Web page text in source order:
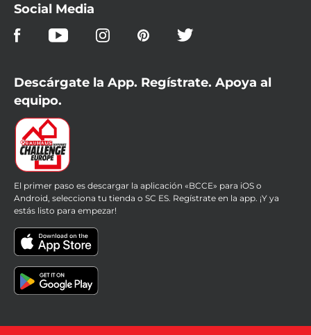
Social Media
Descárgate la App. Regístrate. Apoya al
equipo.
El primer paso es descargar la aplicación «BCCE» para iOS o
Android, selecciona tu tienda o SC ES. Regístrate en la app. ¡Y ya
estás listo para empezar!